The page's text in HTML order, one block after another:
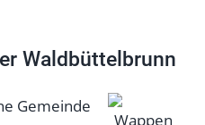
Waldbüttelbrunn
Gemeinde